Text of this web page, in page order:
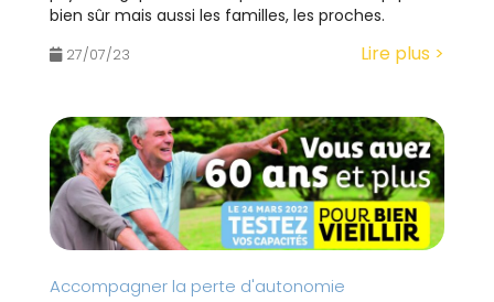
bien sûr mais aussi les familles, les proches.
27/07/23 Lire plus >
Accompagner la perte d'autonomie